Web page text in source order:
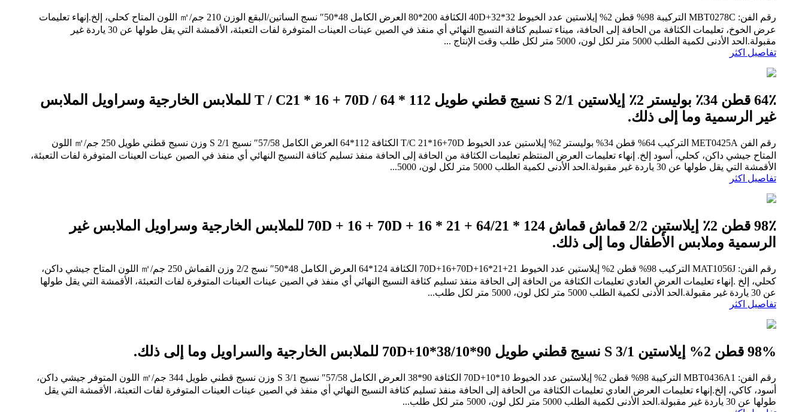
رقم الفن: MBT0278C التركيبة 98% قطن 2% إيلاستين عدد الخيوط 32*32+40D الكثافة 200*80 العرض الكامل 48*50″ نسج الساتين/البقع الوزن 210 جم/㎡ اللون المتاح كحلي، إلخ.إنهاء تعليمات
عرض الخوخ، تعليمات الكثافة من الحافة إلى الحافة، ميناء تسليم كثافة النسيج النهائي أي منفذ في الصين عينات العينات المتوفرة لفات التعبئة، الأقمشة التي يقل طولها عن 30 ياردة غير
مقبولة.الحد الأدنى لكمية الطلب 5000 متر لكل لون، 5000 متر لكل طلب وقت الإنتاج ...
تفاصيل اكثر
64٪ قطن 34٪ بوليستر 2٪ إيلاستين 2/1 S نسيج قطني طويل 112 * 64 / T / C21 * 16 + 70D للملابس الخارجية وسراويل الملابس
غير الرسمية وما إلى ذلك.
رقم الفن MET0425A التركيب 64% قطن 34% بوليستر 2% إيلاستين عدد الخيوط T/C 21*16+70D الكثافة 112*64 العرض الكامل 57/58″ نسيج 2/1 S وزن نسيج قطني طويل 250 جم/㎡ اللون
المتاح جيشي داكن، كحلي، أسود إلخ. إنهاء تعليمات العرض المنتظم تعليمات الكثافة من الحافة إلى الحافة منفذ تسليم كثافة النسيج النهائي أي منفذ في الصين عينات العينات المتوفرة لفات التعبئة،
الأقمشة التي يقل طولها عن 30 ياردة غير مقبولة.الحد الأدنى لكمية الطلب 5000 متر لكل لون، 5000...
تفاصيل اكثر
98٪ قطن 2٪ إيلاستين 2/2 قماش قماش 124 * 64/21 + 21 * 16 + 70D + 16 + 70D للملابس الخارجية وسراويل الملابس غير
الرسمية وملابس الأطفال وما إلى ذلك.
رقم الفن: MAT1056J التركيب 98% قطن 2% إيلاستين عدد الخيوط 21+21*16+70D+16+70D الكثافة 124*64 العرض الكامل 48*50″ نسج 2/2 وزن القماش 250 جم/㎡ اللون المتاح جيشي داكن،
كحلي، إلخ .إنهاء تعليمات العرض العادي تعليمات الكثافة من الحافة إلى الحافة منفذ تسليم كثافة النسيج النهائي أي منفذ في الصين عينات العينات المتوفرة لفات التعبئة، الأقمشة التي يقل طولها
عن 30 ياردة غير مقبولة.الحد الأدنى لكمية الطلب 5000 متر لكل لون، 5000 متر لكل طلب...
تفاصيل اكثر
98% قطن 2% إيلاستين 3/1 S نسيج قطني طويل 90*38/10*10+70D للملابس الخارجية والسراويل وما إلى ذلك.
رقم الفن: MBT0436A1 التركيبة 98% قطن 2% إيلاستين عدد الخيوط 10*10+70D الكثافة 90*38 العرض الكامل 57/58″ نسيج 3/1 S وزن نسيج قطني طويل 344 جم/㎡ اللون المتوفر جيشي داكن،
أسود، كاكي، إلخ.إنهاء تعليمات العرض العادي تعليمات الكثافة من الحافة إلى الحافة منفذ تسليم كثافة النسيج النهائي أي منفذ في الصين عينات العينات المتوفرة لفات التعبئة، الأقمشة التي يقل
طولها عن 30 ياردة غير مقبولة.الحد الأدنى لكمية الطلب 5000 متر لكل لون، 5000 متر لكل طلب...